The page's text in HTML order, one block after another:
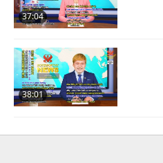
37:04
38:01